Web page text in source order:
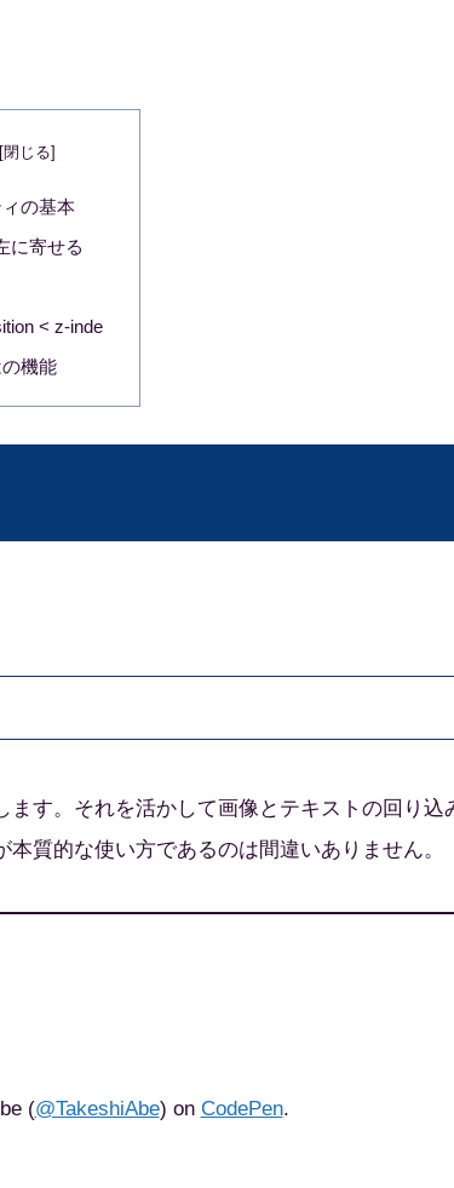
の基本
に寄せる
< z-inde
機能
す。それを活かして画像とテキストの回り込
質的な使い方であるのは間違いありません。
(@TakeshiAbe) on CodePen.